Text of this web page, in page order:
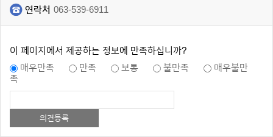
연락처 063-539-6911
이 페이지에서 제공하는 정보에 만족하십니까?
매우만족
만족 보통 불만족
매우불만
족